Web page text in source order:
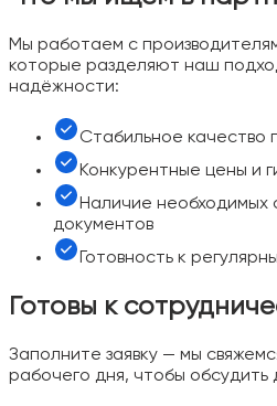
Мы работаем с
которые разделяют наш
надёжности:
Стабильное качество
Конкурентные цены и
Наличие необходимых
документов
Готовность к
Готовы к
Заполните заявку — мы
рабочего дня, чтобы обсудить